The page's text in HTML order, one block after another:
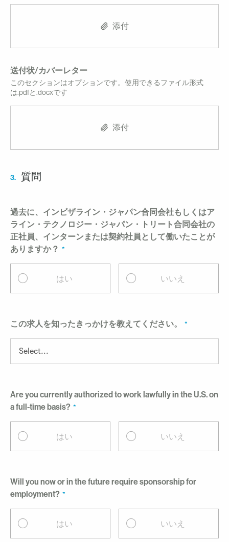
添付
送付状/カバーレター
このセクションはオプションです。使用できるファイル形式
は.pdfと.docxです
添付
3. 質問
過去に、インビザライン・ジャパン合同会社もしくはア
ライン・テクノロジー・ジャパン・トリート合同会社の
正社員、インターンまたは契約社員として働いたことが
ありますか？
はい いいえ
この求人を知ったきっかけを教えてください。
Are you currently authorized to work lawfully in the U.S. on
a full-time basis?
はい いいえ
Will you now or in the future require sponsorship for
employment?
はい いいえ